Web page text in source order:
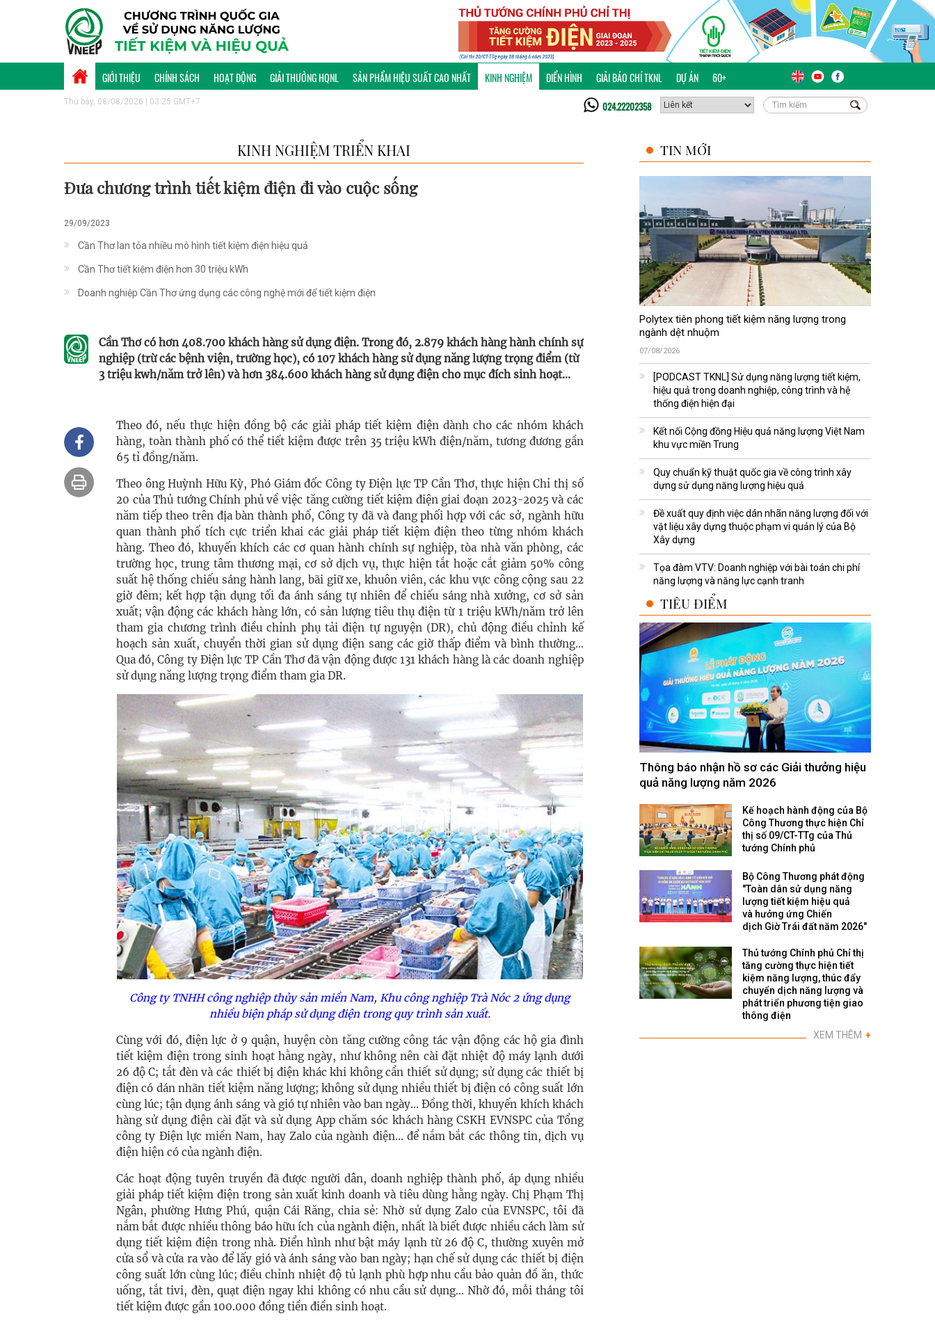
GIỚI THIỆU CHÍNH SÁCH HOẠT ĐỘNG GIẢI THƯỞNG HQNL SẢN PHẨM HIỆU SUẤT CAO NHẤT KINH NGHIỆM ĐIỂN HÌNH GIẢI BÁO CHÍ TKNL DỰ ÁN 60+
Thứ bảy, 08/08/2026 | 03:25 GMT+7 024.22202358
KINH NGHIỆM TRIỂN KHAI
Đưa chương trình tiết kiệm điện đi vào cuộc sống
29/09/2023
Cần Thơ lan tỏa nhiều mô hình tiết kiệm điện hiệu quả
Cần Thơ tiết kiệm điện hơn 30 triệu kWh
Doanh nghiệp Cần Thơ ứng dụng các công nghệ mới để tiết kiệm điện
Cần Thơ có hơn 408.700 khách hàng sử dụng điện. Trong đó, 2.879 khách hàng hành chính sự
nghiệp (trừ các bệnh viện, trường học), có 107 khách hàng sử dụng năng lượng trọng điểm (từ
3 triệu kwh/năm trở lên) và hơn 384.600 khách hàng sử dụng điện cho mục đích sinh hoạt...
Theo đó, nếu thực hiện đồng bộ các giải pháp tiết kiệm điện dành cho các nhóm khách
hàng, toàn thành phố có thể tiết kiệm được trên 35 triệu kWh điện/năm, tương đương gần
65 tỉ đồng/năm.
Theo ông Huỳnh Hữu Kỳ, Phó Giám đốc Công ty Điện lực TP Cần Thơ, thực hiện Chỉ thị số
20 của Thủ tướng Chính phủ về việc tăng cường tiết kiệm điện giai đoạn 2023-2025 và các
năm tiếp theo trên địa bàn thành phố, Công ty đã và đang phối hợp với các sở, ngành hữu
quan thành phố tích cực triển khai các giải pháp tiết kiệm điện theo từng nhóm khách
hàng. Theo đó, khuyến khích các cơ quan hành chính sự nghiệp, tòa nhà văn phòng, các
trường học, trung tâm thương mại, cơ sở dịch vụ, thực hiện tắt hoặc cắt giảm 50% công
suất hệ thống chiếu sáng hành lang, bãi giữ xe, khuôn viên, các khu vực công cộng sau 22
giờ đêm; kết hợp tận dụng tối đa ánh sáng tự nhiên để chiếu sáng nhà xưởng, cơ sở sản
xuất; vận động các khách hàng lớn, có sản lượng tiêu thụ điện từ 1 triệu kWh/năm trở lên
tham gia chương trình điều chỉnh phụ tải điện tự nguyện (DR), chủ động điều chỉnh kế
hoạch sản xuất, chuyển thời gian sử dụng điện sang các giờ thấp điểm và bình thường…
Qua đó, Công ty Điện lực TP Cần Thơ đã vận động được 131 khách hàng là các doanh nghiệp
sử dụng năng lượng trọng điểm tham gia DR.
Công ty TNHH công nghiệp thủy sản miền Nam, Khu công nghiệp Trà Nóc 2 ứng dụng
nhiều biện pháp sử dụng điện trong quy trình sản xuất.
Cùng với đó, điện lực ở 9 quận, huyện còn tăng cường công tác vận động các hộ gia đình
tiết kiệm điện trong sinh hoạt hằng ngày, như không nên cài đặt nhiệt độ máy lạnh dưới
26 độ C; tắt đèn và các thiết bị điện khác khi không cần thiết sử dụng; sử dụng các thiết bị
điện có dán nhãn tiết kiệm năng lượng; không sử dụng nhiều thiết bị điện có công suất lớn
cùng lúc; tận dụng ánh sáng và gió tự nhiên vào ban ngày… Đồng thời, khuyến khích khách
hàng sử dụng điện cài đặt và sử dụng App chăm sóc khách hàng CSKH EVNSPC của Tổng
công ty Điện lực miền Nam, hay Zalo của ngành điện... để nắm bắt các thông tin, dịch vụ
điện hiện có của ngành điện.
Các hoạt động tuyên truyền đã được người dân, doanh nghiệp thành phố, áp dụng nhiều
giải pháp tiết kiệm điện trong sản xuất kinh doanh và tiêu dùng hằng ngày. Chị Phạm Thị
Ngân, phường Hưng Phú, quận Cái Răng, chia sẻ: Nhờ sử dụng Zalo của EVNSPC, tôi đã
nắm bắt được nhiều thông báo hữu ích của ngành điện, nhất là biết được nhiều cách làm sử
dụng tiết kiệm điện trong nhà. Điển hình như bật máy lạnh từ 26 độ C, thường xuyên mở
cửa sổ và cửa ra vào để lấy gió và ánh sáng vào ban ngày; hạn chế sử dụng các thiết bị điện
công suất lớn cùng lúc; điều chỉnh nhiệt độ tủ lạnh phù hợp nhu cầu bảo quản đồ ăn, thức
uống, tắt tivi, đèn, quạt điện ngay khi không có nhu cầu sử dụng… Nhờ đó, mỗi tháng tôi
tiết kiệm được gần 100.000 đồng tiền điền sinh hoạt.
TIN MỚI
Polytex tiên phong tiết kiệm năng lượng trong
ngành dệt nhuộm
07/08/2026
[PODCAST TKNL] Sử dụng năng lượng tiết kiệm,
hiệu quả trong doanh nghiệp, công trình và hệ
thống điện hiện đại
Kết nối Cộng đồng Hiệu quả năng lượng Việt Nam
khu vực miền Trung
Quy chuẩn kỹ thuật quốc gia về công trình xây
dựng sử dụng năng lượng hiệu quả
Đề xuất quy định việc dán nhãn năng lượng đối với
vật liệu xây dựng thuộc phạm vi quản lý của Bộ
Xây dựng
Tọa đàm VTV: Doanh nghiệp với bài toán chi phí
năng lượng và năng lực cạnh tranh
TIÊU ĐIỂM
Thông báo nhận hồ sơ các Giải thưởng hiệu
quả năng lượng năm 2026
Kế hoạch hành động của Bộ
Công Thương thực hiện Chỉ
thị số 09/CT-TTg của Thủ
tướng Chính phủ
Bộ Công Thương phát động
"Toàn dân sử dụng năng
lượng tiết kiệm hiệu quả
và hưởng ứng Chiến
dịch Giờ Trái đất năm 2026"
Thủ tướng Chính phủ Chỉ thị
tăng cường thực hiện tiết
kiệm năng lượng, thúc đẩy
chuyển dịch năng lượng và
phát triển phương tiện giao
thông điện
XEM THÊM +